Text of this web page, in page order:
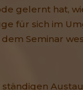
gelernt hat,
für sich im
Seminar
ständigen